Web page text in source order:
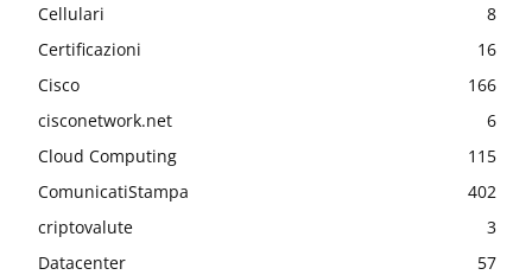
Cellulari
8
Certificazioni
16
Cisco
166
cisconetwork.net
6
Cloud Computing
115
ComunicatiStampa
402
criptovalute
3
Datacenter
57